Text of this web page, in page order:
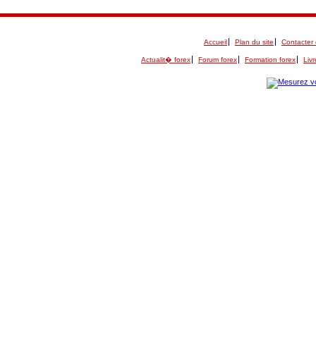
Accueil Plan du site Contacter
Actualit� forex Forum forex Formation forex